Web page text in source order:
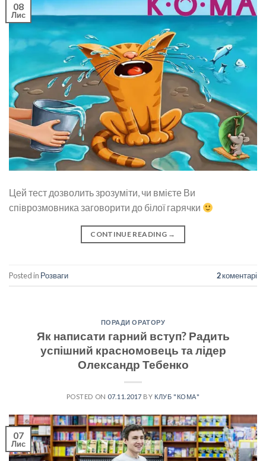
08
Лис
Цей тест дозволить зрозуміти, чи вмієте Ви
співрозмовника заговорити до білої гарячки
CONTINUE READING →
Posted in Розваги 2коментарі
ПОРАДИ ОРАТОРУ
Як написати гарний вступ? Радить
успішний красномовець та лідер
Олександр Тебенко
POSTED ON 07.11.2017 BY КЛУБ "КОМА"
07
Лис